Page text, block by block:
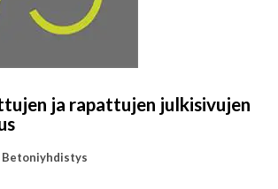
ja rapattujen julkisivujen
Betoniyhdistys